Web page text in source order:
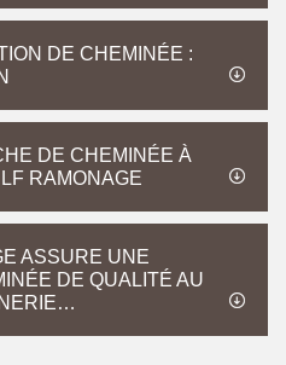
DE CHEMINÉE :
DE CHEMINÉE À
RAMONAGE
ASSURE UNE
DE QUALITÉ AU